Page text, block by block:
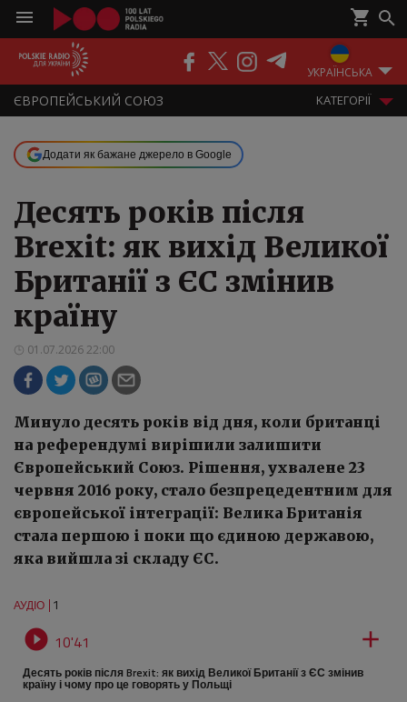
УКРАЇНСЬКА
ЄВРОПЕЙСЬКИЙ СОЮЗ KАТЕГОРІЇ
ПОДКАСТИ ЕФІР
Додати як бажане джерело в Google
Десять років після
Brexit: як вихід Великої
Британії з ЄС змінив
країну
01.07.2026 22:00
Минуло десять років від дня, коли британці
на референдумі вирішили залишити
Європейський Союз. Рішення, ухвалене 23
червня 2016 року, стало безпрецедентним для
європейської інтеграції: Велика Британія
стала першою і поки що єдиною державою,
яка вийшла зі складу ЄС.
АУДІО 1
 10'41 
Десять років після Brexit: як вихід Великої Британії з ЄС змінив
країну і чому про це говорять у Польщі